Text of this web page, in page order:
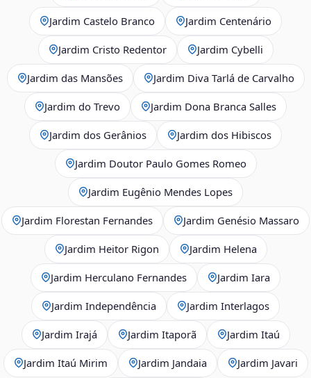
Jardim Castelo Branco Jardim Centenário
Jardim Cristo Redentor Jardim Cybelli
Jardim das Mansões Jardim Diva Tarlá de Carvalho
Jardim do Trevo Jardim Dona Branca Salles
Jardim dos Gerânios Jardim dos Hibiscos
Jardim Doutor Paulo Gomes Romeo
Jardim Eugênio Mendes Lopes
Jardim Florestan Fernandes Jardim Genésio Massaro
Jardim Heitor Rigon Jardim Helena
Jardim Herculano Fernandes Jardim Iara
Jardim Independência Jardim Interlagos
Jardim Irajá Jardim Itaporã Jardim Itaú
Jardim Itaú Mirim Jardim Jandaia Jardim Javari